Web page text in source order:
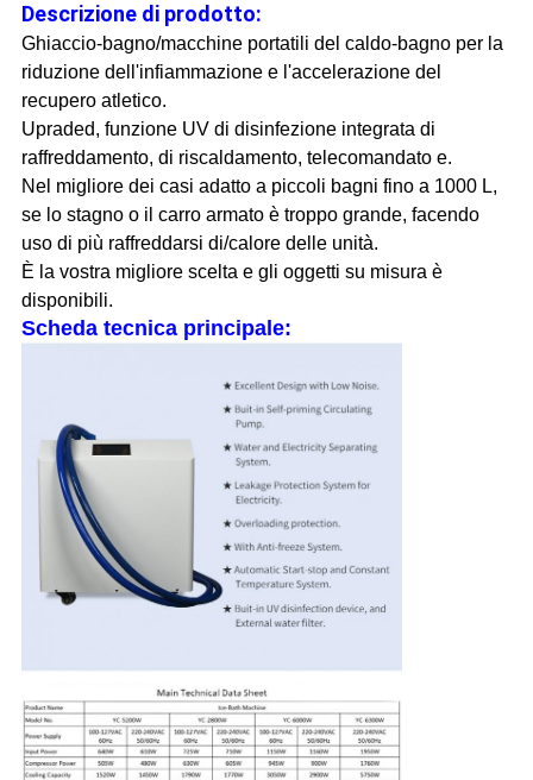
Descrizione di prodotto:
Ghiaccio-bagno/macchine portatili del caldo-bagno per la
riduzione dell'infiammazione e l'accelerazione del
recupero atletico.
Upraded, funzione UV di disinfezione integrata di
raffreddamento, di riscaldamento, telecomandato e.
Nel migliore dei casi adatto a piccoli bagni fino a 1000 L,
se lo stagno o il carro armato è troppo grande, facendo
uso di più raffreddarsi di/calore delle unità.
È la vostra migliore scelta e gli oggetti su misura è
disponibili.
Scheda tecnica principale: